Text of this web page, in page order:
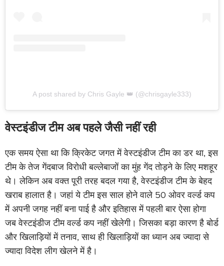
A post shared by Chris Gayle 👑 (@chrisgayle333)
वेस्टइंडीज टीम अब पहले जैसी नहीं रही
एक समय ऐसा था कि क्रिकेट जगत में वेस्टइंडीज टीम का डर था, इस
टीम के तेज गेंदबाज विरोधी बल्लेबाजों का मुंह गेंद तोड़ने के लिए मशहूर
थे। लेकिन अब वक्त पूरी तरह बदल गया है, वेस्टइंडीज टीम के बेहद
खराब हालात है। जहां ये टीम इस साल होने वाले 50 ओवर वर्ल्ड कप
में अपनी जगह नहीं बना पाई है और इतिहास में पहली बार ऐसा होगा
जब वेस्टइंडीज टीम वर्ल्ड कप नहीं खेलेगी। जिसका बड़ा कारण है बोर्ड
और खिलाड़ियों में तनाव, साथ ही खिलाड़ियों का ध्यान अब ज्यादा से
ज्यादा विदेश लीग खेलने में है।